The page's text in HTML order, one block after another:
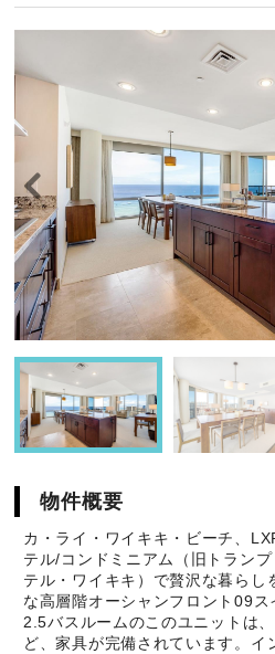
物件概要
カ・ライ・ワイキキ・ビーチ、
テル/コンドミニアム（旧トラン
テル・ワイキキ）で贅沢な暮らし
な高層階オーシャンフロント09ス
2.5バスルームのこのユニットは
ど、家具が完備されています。イ